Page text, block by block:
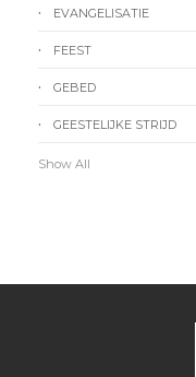
EVANGELISATIE
FEEST
GEBED
GEESTELIJKE STRIJD
Show All